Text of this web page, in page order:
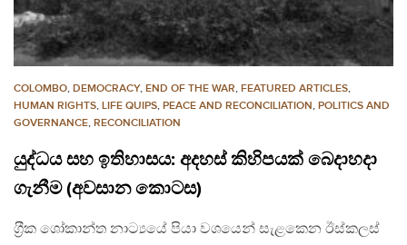
COLOMBO, DEMOCRACY, END OF THE WAR, FEATURED ARTICLES,
HUMAN RIGHTS, LIFE QUIPS, PEACE AND RECONCILIATION, POLITICS AND
GOVERNANCE, RECONCILIATION
යුද්ධය සහ ඉතිහාසය: අදහස් කිහිපයක් බෙදාහදා
ගැනීම (අවසාන කොටස)
ග‍්‍රීක ශෝකාන්ත නාට්‍යයේ පියා වශයෙන් සැළකෙන ඊස්කලස්